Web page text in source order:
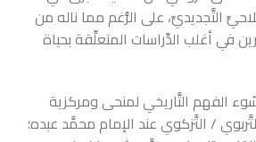
التَّجديديِّ، على الرُّغم مما ناله من
في أغلب الدِّراسات المتعلِّقة بحياة
الفهم التَّاريخي لمنحى ومركزية
/ التَّزكوي عند الإمام محمَّد عبده؛